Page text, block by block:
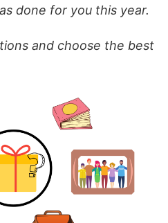
done for you this year.
and choose the best